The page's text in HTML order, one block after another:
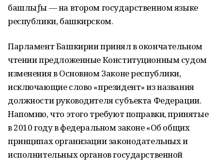
башлыƒы — на втором государственном языке
республики, башкирском.
Парламент Башкирии принял в окончательном
чтении предложенные Конституционным судом
изменения в Основном Законе республики,
исключающие слово «президент» из названия
должности руководителя субъекта Федерации.
Напомню, что этого требуют поправки, принятые
в 2010 году в федеральном законе «Об общих
принципах организации законодательных и
исполнительных органов государственной